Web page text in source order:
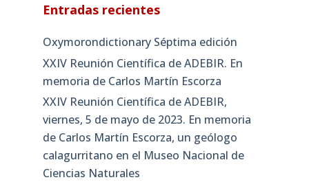
Entradas recientes
Oxymorondictionary Séptima edición
XXIV Reunión Científica de ADEBIR. En
memoria de Carlos Martín Escorza
XXIV Reunión Científica de ADEBIR,
viernes, 5 de mayo de 2023. En memoria
de Carlos Martín Escorza, un geólogo
calagurritano en el Museo Nacional de
Ciencias Naturales